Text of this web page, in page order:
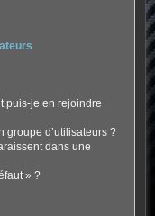
puis-je en rejoindre
groupe d’utilisateurs ?
dans une
» ?